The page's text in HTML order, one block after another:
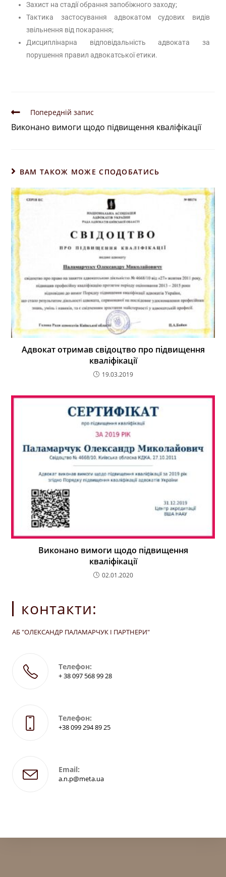
Захист на стадії обрання запобіжного заходу;
Тактика застосування адвокатом судових видів
звільнення від покарання;
Дисциплінарна відповідальність адвоката за
порушення правил адвокатської етики.
Попередній запис
Виконано вимоги щодо підвищення кваліфікації
ВАМ ТАКОЖ МОЖЕ СПОДОБАТИСЬ
Адвокат отримав свідоцтво про підвищення
кваліфікації
19.03.2019
Виконано вимоги щодо підвищення
кваліфікації
02.01.2020
контакти:
АБ "ОЛЕКСАНДР ПАЛАМАРЧУК І ПАРТНЕРИ"
Телефон:
+ 38 097 568 99 28
Телефон:
+38 099 294 89 25
Email:
a.n.p@meta.ua